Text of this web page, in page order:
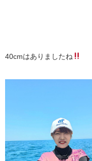
40cmはありましたね